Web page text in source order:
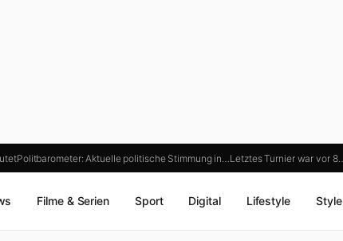
Politbarometer: Aktuelle politische Stimmung in… Letztes Turnier war vor 8…
Filme & Serien Sport Digital Lifestyle Style